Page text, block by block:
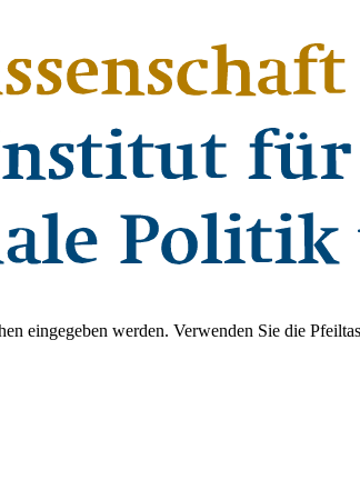
eingegeben werden. Verwenden Sie die